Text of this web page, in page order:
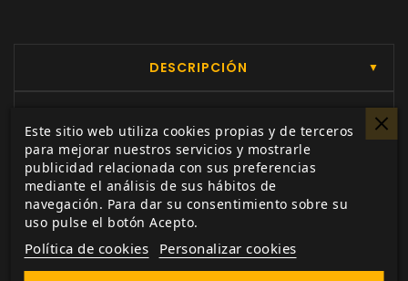
DESCRIPCIÓN ▼
Una energía que late en Théah.
Un gran poder que convoca a las almas más
luminosas y también a las más oscuras. A los
héroes y villanos de Théah. Por cada asesino
con el cuchillo preparado hay un
guardaespaldas siempre atento. Por cada
Este sitio web utiliza cookies propias y de terceros
para mejorar nuestros servicios y mostrarle
publicidad relacionada con sus preferencias
mediante el análisis de sus hábitos de
navegación. Para dar su consentimiento sobre su
uso pulse el botón Acepto.
Política de cookies Personalizar cookies